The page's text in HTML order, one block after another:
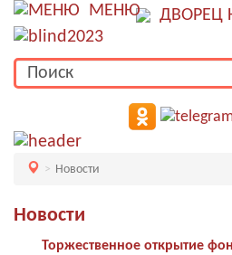
МЕНЮ ДВОРЕЦ
Новости
Новости
Торжественное открытие